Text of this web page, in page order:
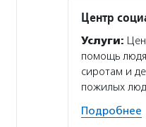
Центр
Услуги:
помощь
сиротам и
пожилых
Подробнее